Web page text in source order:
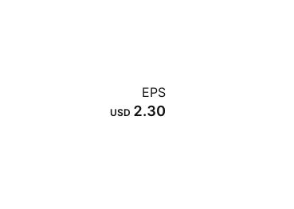
EPS
2.30
USD